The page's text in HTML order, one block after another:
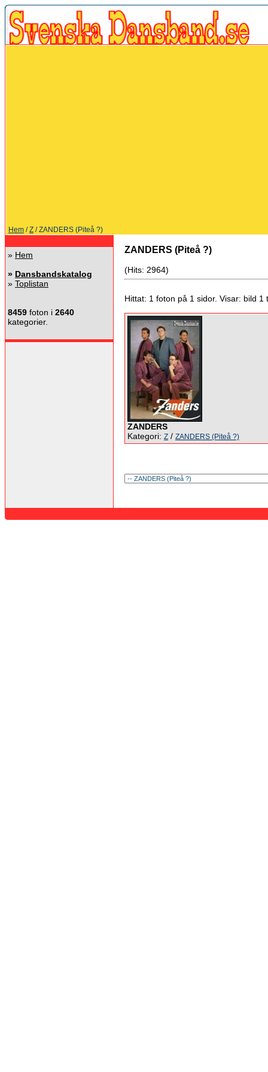
Hem /Z / ZANDERS (Piteå ?)
» Hem
» Dansbandskatalog
» Toplistan
8459 foton i 2640
kategorier.
ZANDERS (Piteå ?)
(Hits: 2964)
Hittat: 1 foton på 1 sidor. Visar: bild 1
ZANDERS
Kategori: Z / ZANDERS (Piteå ?)